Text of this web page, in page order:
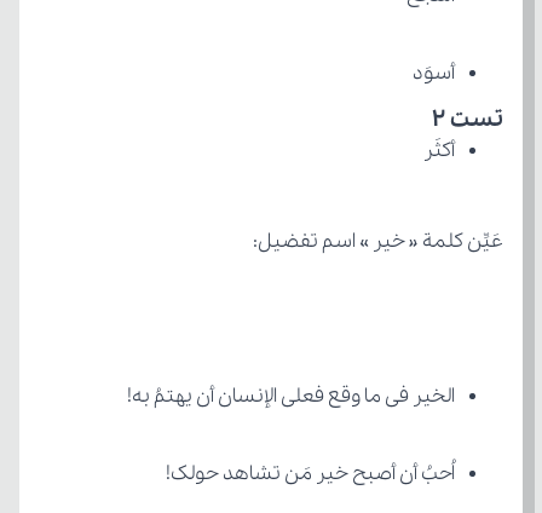
أسوَد
أکثَر
تست 2
عَیِّن کلمة « خیر » اسم تفضیل:
الخیر فی ما وقع فعلی الإنسان أن یهتمُ به!
اُحبُ أن أصبح خیر مَن تشاهد حولک!